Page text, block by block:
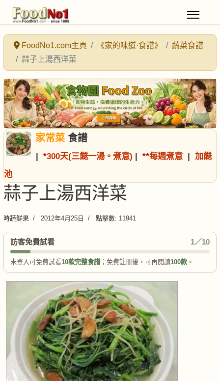
FoodNo1.com主頁 《家的味道·食譜》
蔬菜食譜
蒜子上湯西洋菜
家常菜食譜
| *300天(三餸一湯。煮意) | **每週煮意 | 加餸
池
蒜子上湯西洋菜
時蔬鮮果 2012年4月25日 點擊數: 11941
訪客免費試看 1／10
未登入可免費試看10款完整食譜 ；免費註冊後，可再閱讀100款 。